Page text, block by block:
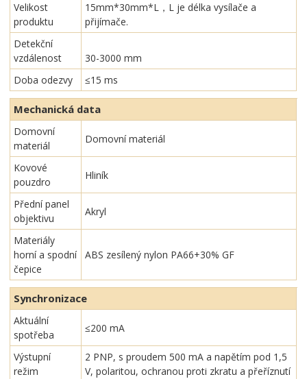
Velikost
produktu
15mm*30mm*L，L je délka vysílače a
přijímače.
Detekční
vzdálenost
30-3000 mm
Doba odezvy
≤15 ms
Mechanická data
Domovní
materiál
Domovní materiál
Kovové
pouzdro
Hliník
Přední panel
objektivu
Akryl
Materiály
horní a spodní
čepice
ABS zesílený nylon PA66+30% GF
Synchronizace
Aktuální
spotřeba
≤200 mA
Výstupní
režim
2 PNP, s proudem 500 mA a napětím pod 1,5
V, polaritou, ochranou proti zkratu a přeříznutí